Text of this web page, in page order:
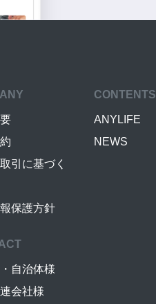
引に基づく
保護方針
CONTENTS
ANYLIFE
NEWS
自治体様
会社様